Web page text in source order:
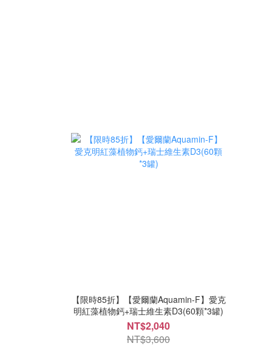
【限時85折】【愛爾蘭Aquamin-F】愛克
明紅藻植物鈣+瑞士維生素D3(60顆*3罐)
NT$2,040
NT$3,600